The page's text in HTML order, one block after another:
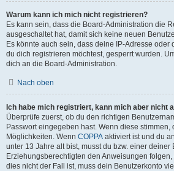
Warum kann ich mich nicht registrieren?
Es kann sein, dass die Board-Administration die
ausgeschaltet hat, damit sich keine neuen
Es könnte auch sein, dass deine IP-Adresse oder
du dich registrieren möchtest, gesperrt wurden.
dich an die Board-Administration.
Nach oben
Ich habe mich registriert, kann mich aber nicht
Überprüfe zuerst, ob du den richtigen
Passwort eingegeben hast. Wenn diese stimmen,
Möglichkeiten. Wenn COPPA aktiviert ist und du
unter 13 Jahre alt bist, musst du bzw. einer deiner
Erziehungsberechtigten den Anweisungen
dies nicht der Fall ist, muss dein Benutzerkonto